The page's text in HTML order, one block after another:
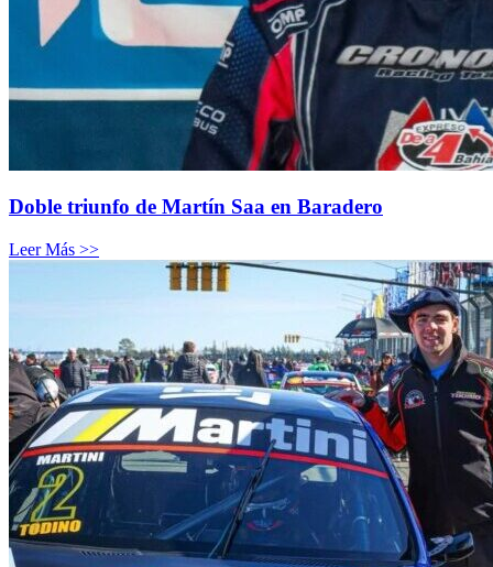
Doble triunfo de Martín Saa en Baradero
Leer Más >>